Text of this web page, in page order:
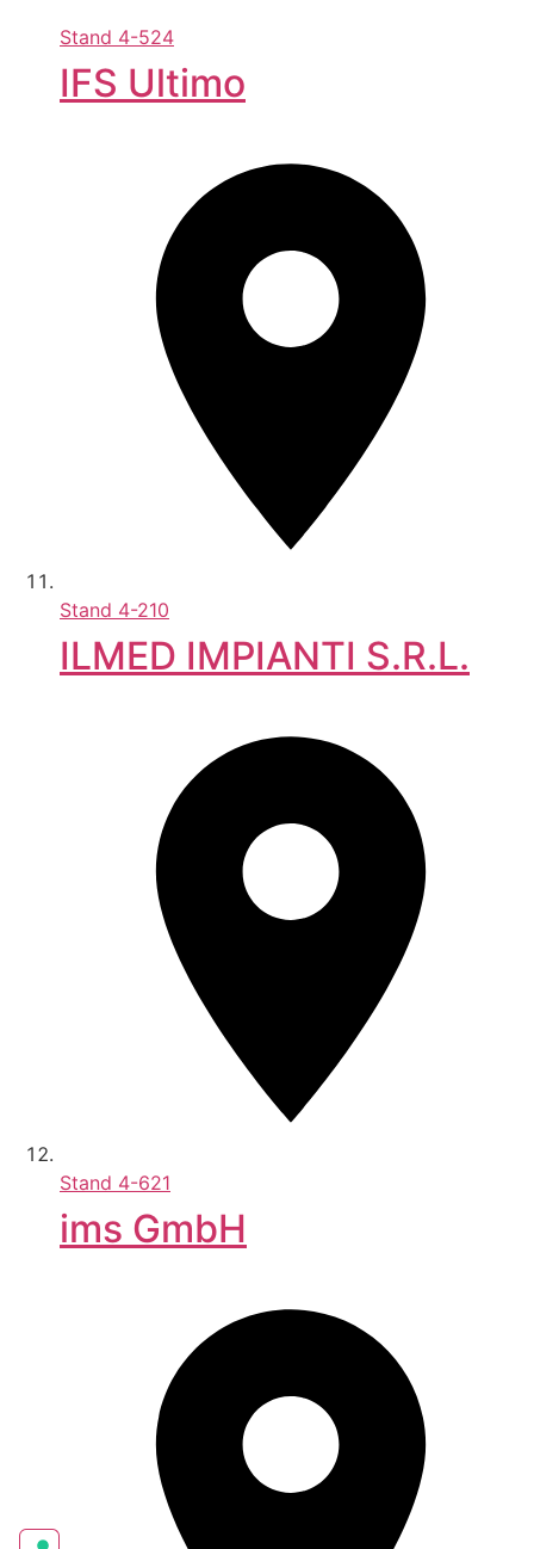
Stand 4-524
IFS Ultimo
Stand 4-210
ILMED IMPIANTI S.R.L.
Stand 4-621
ims GmbH